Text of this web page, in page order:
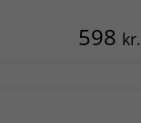
598 kr.